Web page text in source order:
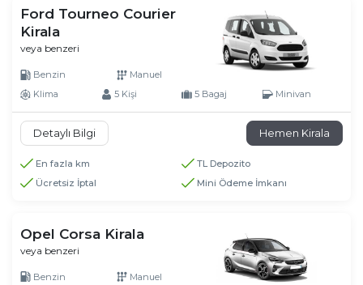
Ford Tourneo Courier
Kirala
veya benzeri
Benzin
Manuel
Klima
5 Kişi 5 Bagaj Minivan
Detaylı Bilgi Hemen Kirala
En fazla km
TL Depozito
Ücretsiz İptal
Mini Ödeme İmkanı
Opel Corsa Kirala
veya benzeri
Benzin Manuel